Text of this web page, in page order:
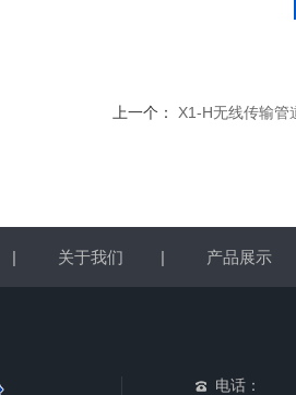
上一个： X1-H无线传输管
| 关于我们 | 产品展示
电话：